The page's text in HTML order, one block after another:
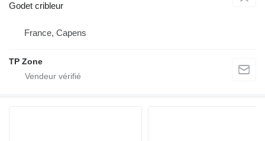
Godet cribleur
France, Capens
TP Zone